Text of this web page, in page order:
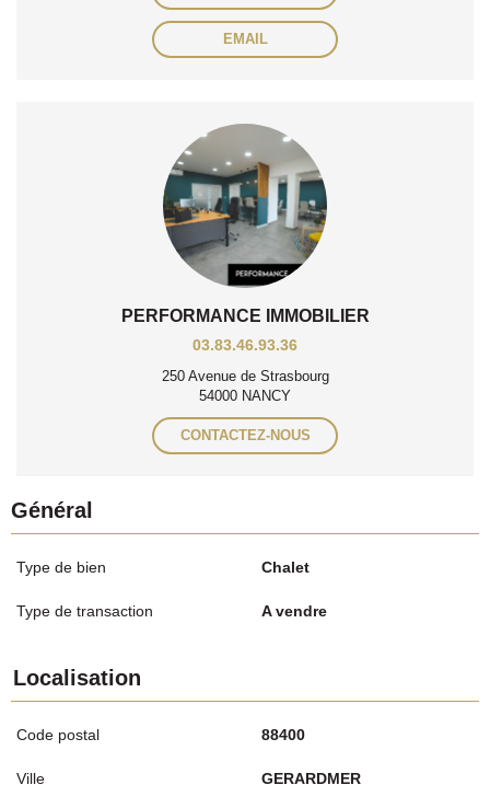
EMAIL
PERFORMANCE IMMOBILIER
03.83.46.93.36
250 Avenue de Strasbourg
54000 NANCY
CONTACTEZ-NOUS
Général
Type de bien Chalet
Type de transaction A vendre
Localisation
Code postal 88400
Ville GERARDMER